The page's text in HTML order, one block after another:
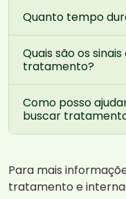
Quanto tempo
Quais são os
tratamento?
Como posso
buscar
Para mais
tratamento e